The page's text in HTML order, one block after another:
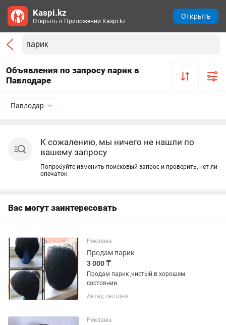
Объявления по запросу парик в
Павлодаре
Павлодар
К сожалению, мы ничего не нашли по
вашему запросу
Попробуйте изменить поисковый запрос и проверить, нет ли
опечаток
Вас могут заинтересовать
Реклама
Продам парик
3 000 ₸
Продам парик ,чистый.в хорошем
состоянии
Актау, сегодня
Реклама
Kaspi.kz
Открыть в Приложении Kaspi.kz
Открыть